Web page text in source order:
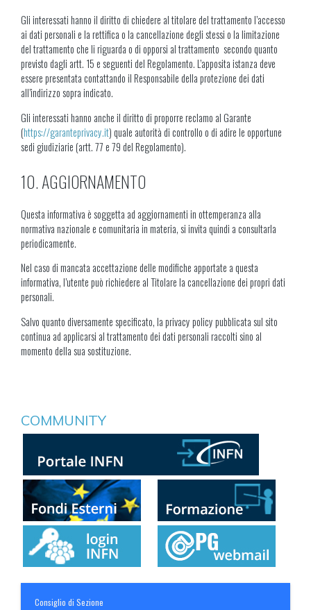
Gli interessati hanno il diritto di chiedere al titolare del trattamento l’accesso
ai dati personali e la rettifica o la cancellazione degli stessi o la limitazione
del trattamento che li riguarda o di opporsi al trattamento secondo quanto
previsto dagli artt. 15 e seguenti del Regolamento. L’apposita istanza deve
essere presentata contattando il Responsabile della protezione dei dati
all’indirizzo sopra indicato.
Gli interessati hanno anche il diritto di proporre reclamo al Garante
(https://garanteprivacy.it) quale autorità di controllo o di adire le opportune
sedi giudiziarie (artt. 77 e 79 del Regolamento).
10. AGGIORNAMENTO
Questa informativa è soggetta ad aggiornamenti in ottemperanza alla
normativa nazionale e comunitaria in materia, si invita quindi a consultarla
periodicamente.
Nel caso di mancata accettazione delle modifiche apportate a questa
informativa, l’utente può richiedere al Titolare la cancellazione dei propri dati
personali.
Salvo quanto diversamente specificato, la privacy policy pubblicata sul sito
continua ad applicarsi al trattamento dei dati personali raccolti sino al
momento della sua sostituzione.
COMMUNITY
Consiglio di Sezione